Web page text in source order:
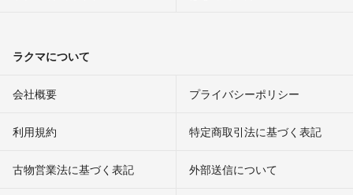
ラクマについて
会社概要 プライバシーポリシー
利用規約 特定商取引法に基づく表記
古物営業法に基づく表記 外部送信について